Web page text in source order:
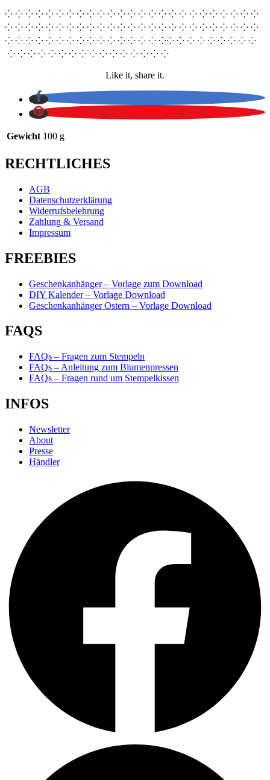
⁘ ⁘ ⁘ ⁘ ⁘ ⁘ ⁘ ⁘ ⁘ ⁘ ⁘ ⁘ ⁘ ⁘ ⁘ ⁘ ⁘ ⁘ ⁘ ⁘ ⁘ ⁘ ⁘ ⁘ ⁘
⁘ ⁘ ⁘ ⁘ ⁘ ⁘ ⁘ ⁘ ⁘ ⁘ ⁘ ⁘ ⁘ ⁘ ⁘ ⁘ ⁘ ⁘ ⁘ ⁘ ⁘ ⁘ ⁘ ⁘ ⁘
⁘ ⁘ ⁘ ⁘ ⁘ ⁘ ⁘ ⁘ ⁘ ⁘ ⁘ ⁘ ⁘ ⁘ ⁘ ⁘⁘ ⁘ ⁘ ⁘ ⁘ ⁘ ⁘ ⁘ ⁘
⁘ ⁘ ⁘ ⁘ ⁘ ⁘ ⁘ ⁘ ⁘ ⁘ ⁘ ⁘ ⁘ ⁘ ⁘ ⁘
Like it, share it.
Gewicht 100 g
RECHTLICHES
AGB
Datenschutzerklärung
Widerrufsbelehrung
Zahlung & Versand
Impressum
FREEBIES
Geschenkanhänger – Vorlage zum Download
DIY Kalender – Vorlage Download
Geschenkanhänger Ostern – Vorlage Download
FAQS
FAQs – Fragen zum Stempeln
FAQs – Anleitung zum Blumenpressen
FAQs – Fragen rund um Stempelkissen
INFOS
Newsletter
About
Presse
Händler